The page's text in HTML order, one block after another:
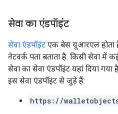
सेवा का एंडपॉइंट
सेवा एंडपॉइंट एक बेस यूआरएल होता
नेटवर्क पता बताता है. किसी सेवा में
सेवा का सेवा एंडपॉइंट यहां दिया
इस सेवा एंडपॉइंट से जुड़े हैं:
https://